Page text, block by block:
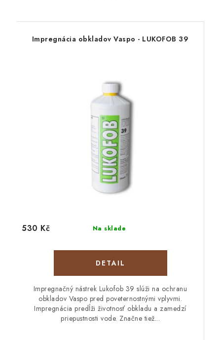
Impregnácia obkladov Vaspo - LUKOFOB 39
Na sklade
530 Kč
DETAIL
Impregnačný nástrek Lukofob 39 slúži na ochranu
obkladov Vaspo pred poveternostnými vplyvmi.
Impregnácia predĺži životnosť obkladu a zamedzí
priepustnosti vode. Značne tiež...